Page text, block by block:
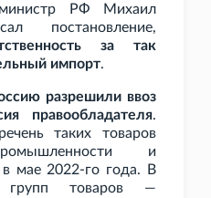
РФ Михаил
постановление,
за так
импорт.
разрешили ввоз
правообладателя.
таких товаров
и
мае 2022-го года. В
товаров —